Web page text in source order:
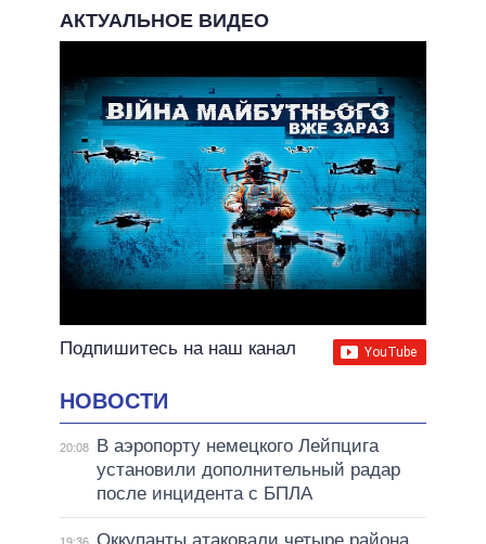
АКТУАЛЬНОЕ ВИДЕО
Подпишитесь на наш канал
НОВОСТИ
20:08
В аэропорту немецкого Лейпцига
установили дополнительный радар
после инцидента с БПЛА